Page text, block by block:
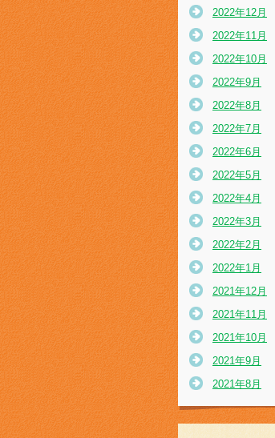
2022年12月
2022年11月
2022年10月
2022年9月
2022年8月
2022年7月
2022年6月
2022年5月
2022年4月
2022年3月
2022年2月
2022年1月
2021年12月
2021年11月
2021年10月
2021年9月
2021年8月